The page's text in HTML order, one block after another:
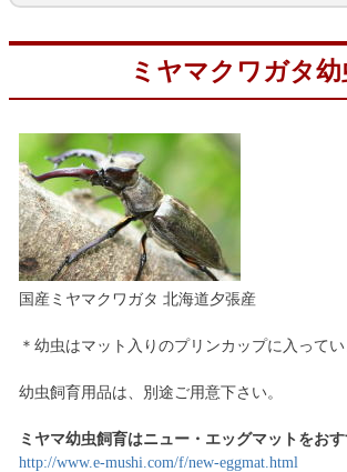
ミヤマクワガタ幼
国産ミヤマクワガタ 北海道夕張産
＊幼虫はマット入りのプリンカップに入ってい
幼虫飼育用品は、別途ご用意下さい。
ミヤマ幼虫飼育はニュー・エッグマットをおす
http://www.e-mushi.com/f/new-eggmat.html